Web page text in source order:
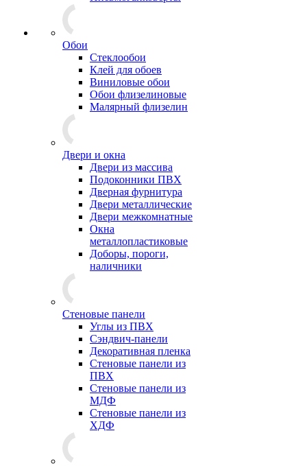
Обои
Стеклообои
Клей для обоев
Виниловые обои
Обои флизелиновые
Малярный флизелин
Двери и окна
Двери из массива
Подоконники ПВХ
Дверная фурнитура
Двери металлические
Двери межкомнатные
Окна
металлопластиковые
Доборы, пороги,
наличники
Стеновые панели
Углы из ПВХ
Сэндвич-панели
Декоративная пленка
Стеновые панели из
ПВХ
Стеновые панели из
МДФ
Стеновые панели из
ХДФ